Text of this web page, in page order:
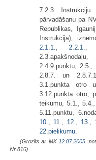
7.2.3. Instrukciju
pārvadāšanu pa
Republikas,
Instrukcija),
2.1.1., 2.2.1.,
2.4.9.punktu, 2.5.,
2.8.7. un
3.1.punkta otro
3.12.punkta otro,
teikumu, 5.1.,
5.11.punktu,
10., 11., 12., 13.,
22.pielikumu.
(Grozīts ar MK 12.07.2005.
Nr.816)